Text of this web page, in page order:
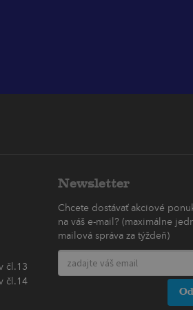
čl.13
čl.14
Newsletter
Chcete dostávať akciové
na váš e-mail? (maximálne
mailová správa za týždeň)